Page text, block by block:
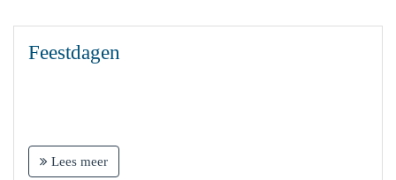
Feestdagen
Lees meer